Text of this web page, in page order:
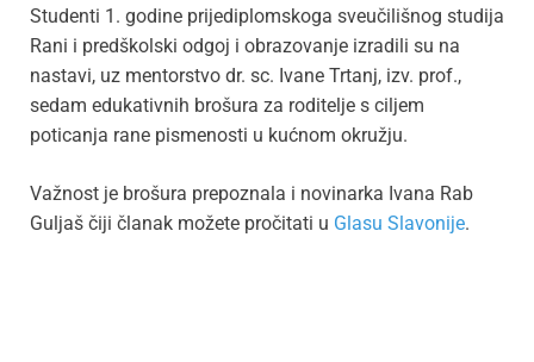
Studenti 1. godine prijediplomskoga sveučilišnog studija
Rani i predškolski odgoj i obrazovanje izradili su na
nastavi, uz mentorstvo dr. sc. Ivane Trtanj, izv. prof.,
sedam edukativnih brošura za roditelje s ciljem
poticanja rane pismenosti u kućnom okružju.
Važnost je brošura prepoznala i novinarka Ivana Rab
Guljaš čiji članak možete pročitati u Glasu Slavonije.